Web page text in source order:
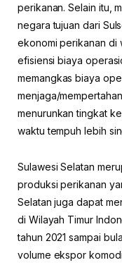
perikanan. Selain itu,
negara tujuan dari
ekonomi perikanan di
efisiensi biaya
memangkas biaya
menjaga/
menurunkan tingkat
waktu tempuh lebih
Sulawesi Selatan
produksi perikanan
Selatan juga dapat
di Wilayah Timur
tahun 2021 sampai
volume ekspor